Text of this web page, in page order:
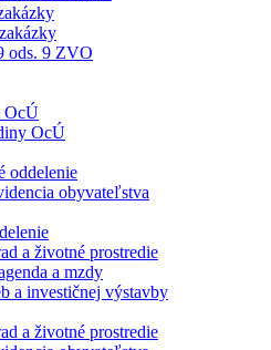
ods. 9 ZVO
OcÚ
OcÚ
oddelenie
obyvateľstva
a životné prostredie
a mzdy
a investičnej výstavby
a životné prostredie